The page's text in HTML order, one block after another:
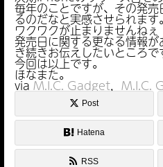
毎年のことですが、その発
るのだなと実感させられます
ワクワクが止まりませんね
発売日に関する更なる情報
き続きお伝えしたいところで
今回は以上です。
ほなまた。
viaM.I.C. Gadget， M.I.C.
Post
Hatena
RSS